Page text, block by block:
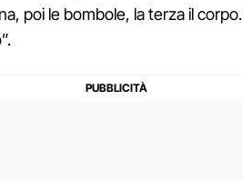
poi le bombole, la terza il